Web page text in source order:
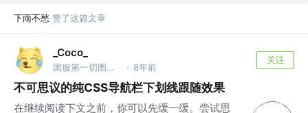
下雨不愁 赞了这篇文章
_Coco_
国服第一切图仔 @Shopee · 8年前
关注
不可思议的纯CSS导航栏下划线跟随效果
在继续阅读下文之前，你可以先缓一缓。尝试思